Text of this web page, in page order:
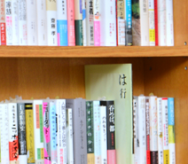
2025/01/30毎日新聞夕